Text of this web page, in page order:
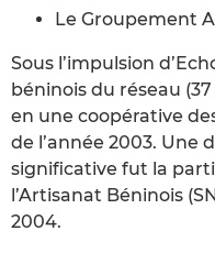
Le Groupement
Sous l’impulsion
béninois du réseau
en une coopérative
de l’année 2003. Une
significative fut la
l’Artisanat Béninois
2004.